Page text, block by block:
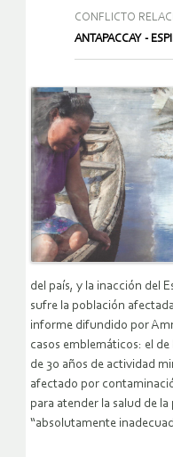
CONFLICTO
ANTAPACCAY -
del país, y la inacción del
sufre la población
informe difundido por
casos emblemáticos: el
de 30 años de actividad
afectado por
para atender la salud de
“absolutamente